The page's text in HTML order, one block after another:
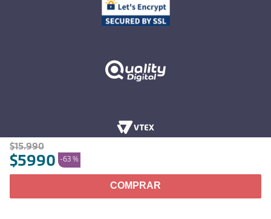
$15.990
$5990 -63 %
COMPRAR